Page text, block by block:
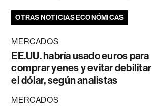
OTRAS NOTICIAS ECONÓMICAS
MERCADOS
EE.UU. habría usado euros para
comprar yenes y evitar debilitar
el dólar, según analistas
MERCADOS